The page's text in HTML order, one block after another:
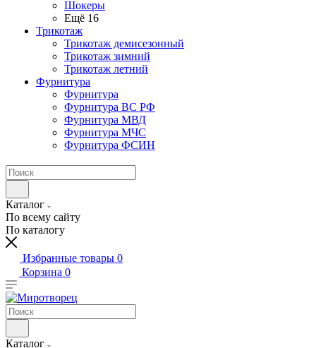
Шокеры
Ещё 16
Трикотаж
Трикотаж демисезонный
Трикотаж зимний
Трикотаж летний
Фурнитура
Фурнитура
Фурнитура ВС РФ
Фурнитура МВД
Фурнитура МЧС
Фурнитура ФСИН
Каталог
По всему сайту
По каталогу
Избранные товары 0
Корзина 0
Каталог